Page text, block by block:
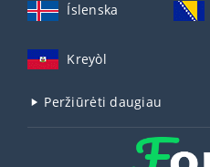
Íslenska
Kreyòl
Peržiūrėti daugiau